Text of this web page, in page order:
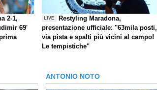
2-1,
69'
LIVE
Restyling Maradona,
presentazione ufficiale: "63mila posti,
via pista e spalti più vicini al campo!
Le tempistiche"
ANTONIO NOTO